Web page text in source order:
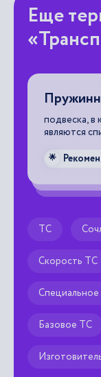
Еще
подвеска, в
являются
🌟
ТС
Скорость ТС
Базовое ТС